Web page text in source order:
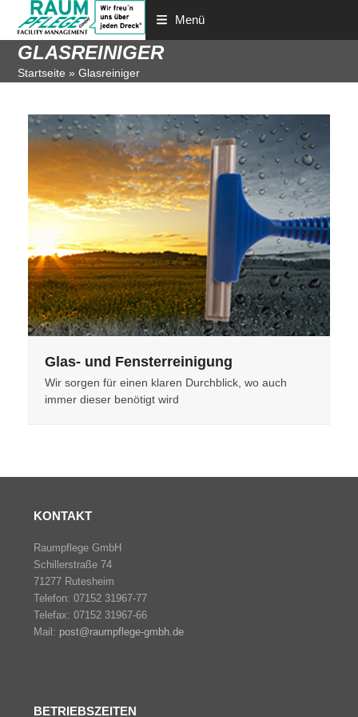
Menü
GLASREINIGER
Startseite »Glasreiniger
Glas- und Fensterreinigung
Wir sorgen für einen klaren Durchblick, wo auch
immer dieser benötigt wird
KONTAKT
Raumpflege GmbH
Schillerstraße 74
71277 Rutesheim
Telefon: 07152 31967-77
Telefax: 07152 31967-66
Mail: post@raumpflege-gmbh.de
BETRIEBSZEITEN